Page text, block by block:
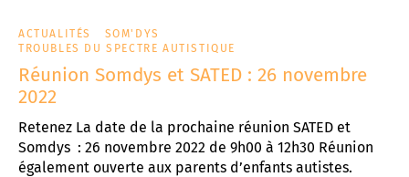
ACTUALITÉS
SOM'DYS
TROUBLES DU SPECTRE AUTISTIQUE
Réunion Somdys et SATED : 26 novembre
2022
Retenez La date de la prochaine réunion SATED et
Somdys : 26 novembre 2022 de 9h00 à 12h30 Réunion
également ouverte aux parents d’enfants autistes.